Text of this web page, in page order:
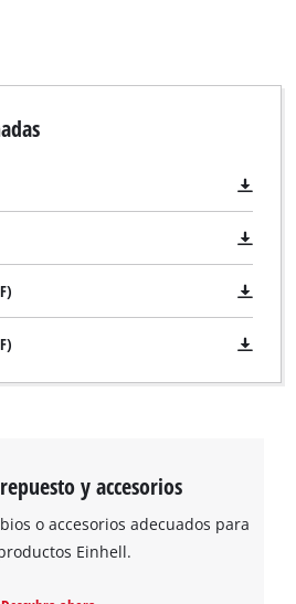
y accesorios
o accesorios adecuados para
Einhell.